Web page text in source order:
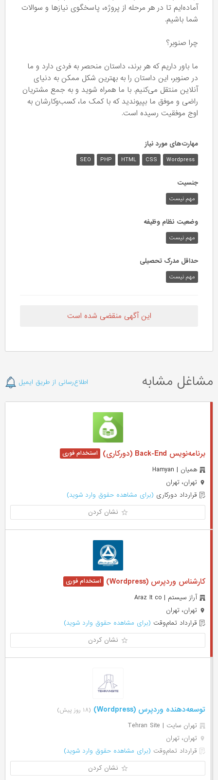
آماده‌ایم تا در هر مرحله از پروژه، پاسخگوی نیازها و سوالات
شما باشیم.
چرا صنوبر؟
ما باور داریم که هر برند، داستان منحصر به فردی دارد و ما
در صنوبر، این داستان را به بهترین شکل ممکن به دنیای
آنلاین منتقل می‌کنیم. با ما همراه شوید و به جمع مشتریان
راضی و موفق ما بپیوندید که با کمک ما، کسب‌وکارشان به
اوج موفقیت رسیده است.
مهارت‌های مورد نیاز
Wordpress
CSS
HTML
PHP
SEO
جنسیت
مهم نیست
وضعیت نظام وظیفه
مهم‌ نیست
حداقل مدرک تحصیلی
مهم نیست
این آگهی منقضی شده است
مشاغل مشابه اطلاع‌رسانی از طریق ایمیل
برنامه‌نویس Back-End (دورکاری)
همیان | Hamyan
تهران، تهران
قرارداد دورکاری (برای مشاهده حقوق وارد شوید)
نشان کردن
کارشناس وردپرس (Wordpress)
آراز سیستم | Araz It co
تهران، تهران
قرارداد تمام‌وقت (برای مشاهده حقوق وارد شوید)
نشان کردن
توسعه‌دهنده وردپرس (Wordpress) (۱۸ روز پیش)
تهران سایت | Tehran Site
تهران، تهران
قرارداد تمام‌وقت (برای مشاهده حقوق وارد شوید)
نشان کردن